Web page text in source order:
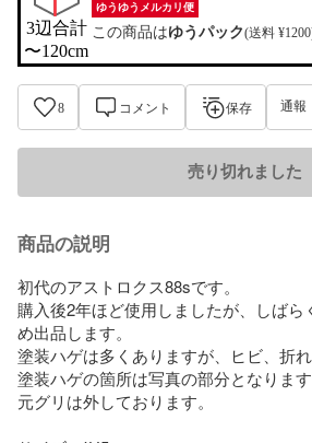
3辺合計
〜120cm
ゆうゆうメルカリ便
この商品はゆうパック(送料
8 コメント 保存 通報
売り切れました
商品の説明
初代のアストロクス88sです。
購入後2年ほど使用しましたが、しばら
め出品します。
塗装ハゲは多くありますが、ヒビ、折れ
塗装ハゲの箇所は写真の部分となります
元グリは外しております。